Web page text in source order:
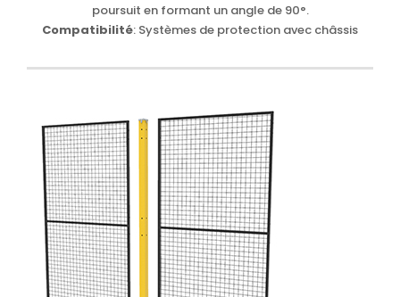
poursuit en formant un angle de 90°.
Compatibilité: Systèmes de protection avec châssis